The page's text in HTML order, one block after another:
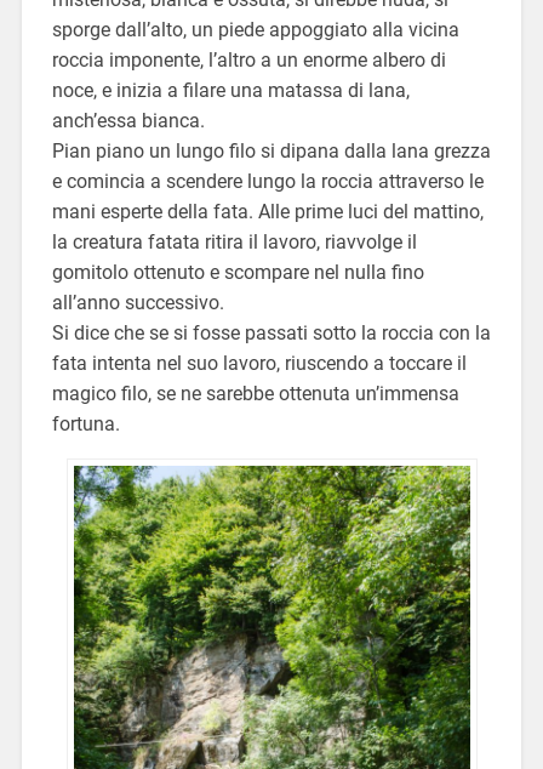
sporge dall’alto, un piede appoggiato alla vicina
roccia imponente, l’altro a un enorme albero di
noce, e inizia a filare una matassa di lana,
anch’essa bianca.
Pian piano un lungo filo si dipana dalla lana grezza
e comincia a scendere lungo la roccia attraverso le
mani esperte della fata. Alle prime luci del mattino,
la creatura fatata ritira il lavoro, riavvolge il
gomitolo ottenuto e scompare nel nulla fino
all’anno successivo.
Si dice che se si fosse passati sotto la roccia con la
fata intenta nel suo lavoro, riuscendo a toccare il
magico filo, se ne sarebbe ottenuta un’immensa
fortuna.